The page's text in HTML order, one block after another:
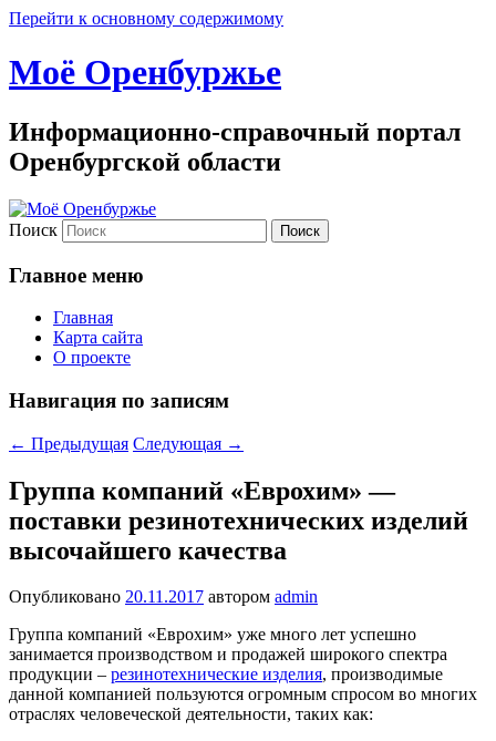
Перейти к основному содержимому
Моё Оренбуржье
Информационно-справочный портал
Оренбургской области
Поиск
Главное меню
Главная
Карта сайта
О проекте
Навигация по записям
← Предыдущая Следующая →
Группа компаний «Еврохим» —
поставки резинотехнических изделий
высочайшего качества
Опубликовано 20.11.2017 автором admin
Группа компаний «Еврохим» уже много лет успешно
занимается производством и продажей широкого спектра
продукции – резинотехнические изделия, производимые
данной компанией пользуются огромным спросом во многих
отраслях человеческой деятельности, таких как: